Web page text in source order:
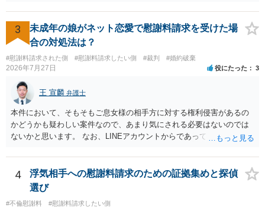
には、追加着手金や日当、実費が発生することもあります。 もっと
も、証拠が十分にあるか、相手方の住所・勤務先が分かるか、慰謝料
額、離婚の有無、交渉で終わるか訴訟まで見込むかによって、費用は
変わり得ます。依頼前に、交渉だけの場合、訴訟になった場合、回収
できなかった場合の費用を確認しておくとよいでしょう。 弁護士選び
では、不貞慰謝料案件の経験が相応にあるか、費用体系が明確か、見
通しを過度に楽観的に言い過ぎないか、質問に具体的に答えてくれる
か、連絡方法（メール、電話、弁護士直接か事務局員を介するかな
ど）や対応スピードが合うかを確認するとよいと思います。いずれに
しましても、弁護士への相談・依頼にあたっては、証拠資料、夫と相
手方の関係、相手方の氏名・住所等、夫婦関係への影響、離婚予定の
有無など事実関係をよく整理して相談されることをお勧めいたしま
す。
3
未成年の娘がネット恋愛で慰謝料請求を受けた場
合の対処法は？
#慰謝料請求された側 #慰謝料請求したい側 #裁判 #婚約破棄
2026年7月27日 役にたった 3
王 宣麟 弁護士
本件において、そもそもご息女様の相手方に対する権利侵害があるの
かどうかも疑わしい案件なので、あまり気にされる必要はないのでは
ないかと思います。 なお、LINEアカウントからであっても、そこに紐
るパターンはありえるものの、本件のような精神的損害が発生したと
明確にいえないような案件において開示がなされる可能性も低いので
はないかと推察します。
4
浮気相手への慰謝料請求のための証拠集めと探偵
選び
#不倫慰謝料 #慰謝料請求したい側